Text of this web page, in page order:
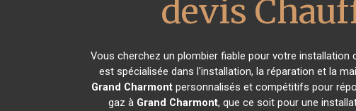
devis
Vous cherchez un plombier fiable pour votre installation
est spécialisée dans l'installation, la réparation et la
Grand Charmont personnalisés et compétitifs pour
gaz à Grand Charmont, que ce soit pour une